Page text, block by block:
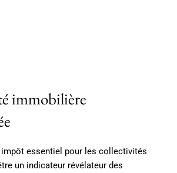
immobilière
impôt essentiel pour les collectivités
un indicateur révélateur des